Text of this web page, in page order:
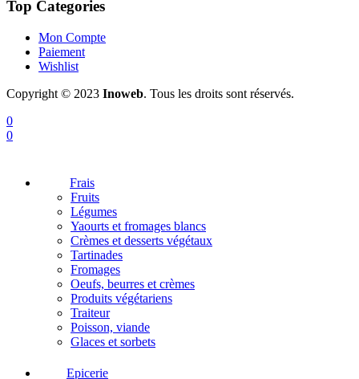
Top Categories
Mon Compte
Paiement
Wishlist
Copyright © 2023 Inoweb. Tous les droits sont réservés.
0
0
Frais
Fruits
Légumes
Yaourts et fromages blancs
Crèmes et desserts végétaux
Tartinades
Fromages
Oeufs, beurres et crèmes
Produits végétariens
Traiteur
Poisson, viande
Glaces et sorbets
Epicerie